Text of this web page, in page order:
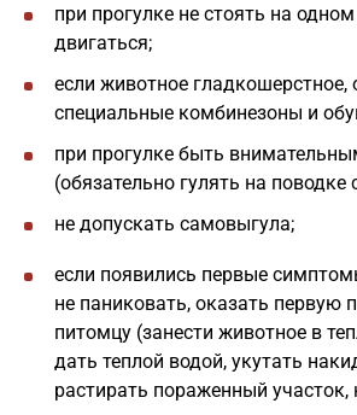
при прогулке не стоять на
двигаться;
если животное гладкошерстное,
специальные комбинезоны и
при прогулке быть
(обязательно гулять на
не допускать самовыгула;
если появились первые
не паниковать, оказать первую
питомцу (занести животное в
дать теплой водой, укутать
растирать пораженный участок,